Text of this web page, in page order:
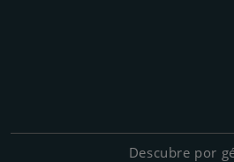
Descubre por